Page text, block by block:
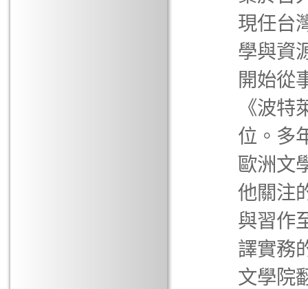
現任台
學與資
開始從
《波特
位。多
歐洲文
他關注
與習作
譯實務
文學院